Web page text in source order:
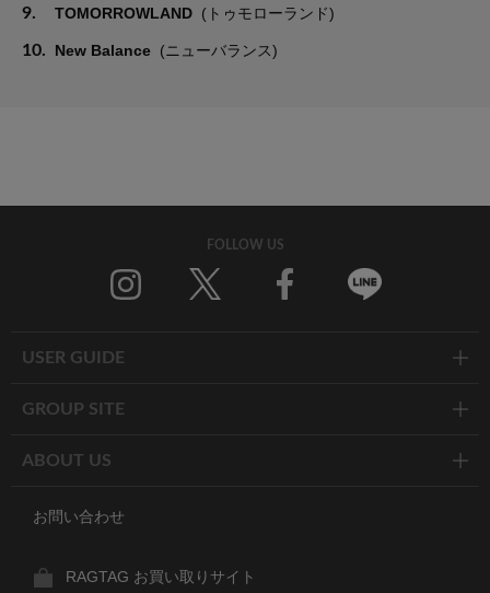
9. TOMORROWLAND (トゥモローランド)
10. New Balance (ニューバランス)
FOLLOW US
USER GUIDE
GROUP SITE
ABOUT US
お問い合わせ
RAGTAG お買い取りサイト